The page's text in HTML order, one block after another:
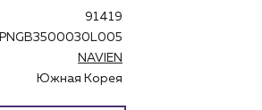
91419
PNGB3500030L005
NAVIEN
Южная Корея